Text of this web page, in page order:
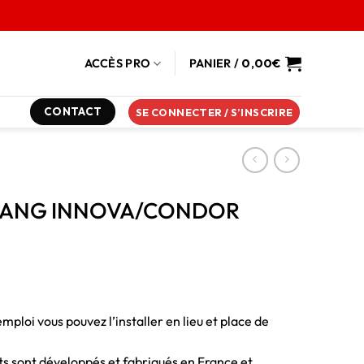
ACCÈS PRO PANIER / 0,00€
CONTACT SE CONNECTER / S’INSCRIRE
INNOVA/CONDOR
vous pouvez l’installer en lieu et place de